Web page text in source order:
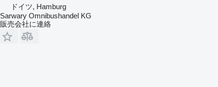
ドイツ, Hamburg
Sarwary Omnibushandel KG
販売会社に連絡